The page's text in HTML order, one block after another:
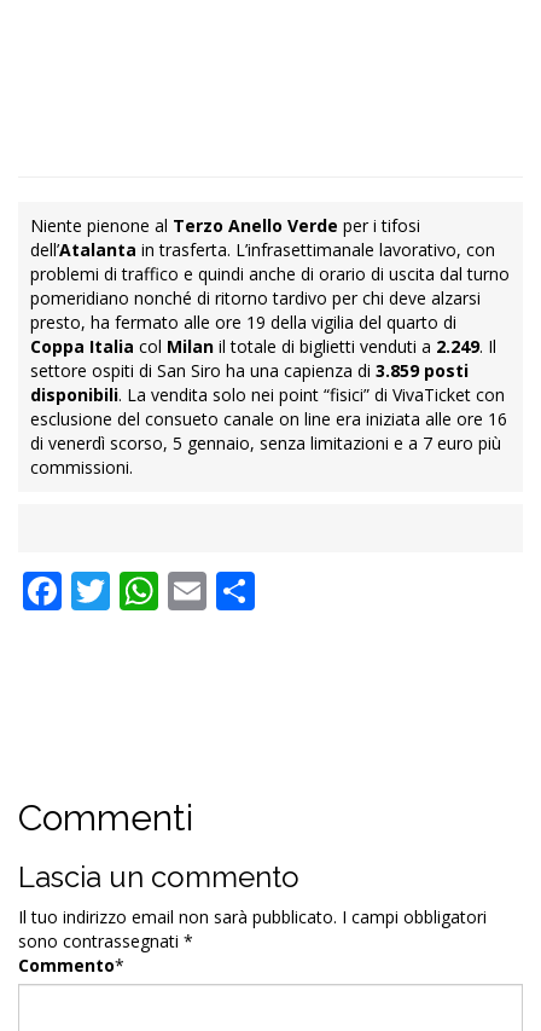
Niente pienone al Terzo Anello Verde per i tifosi
dell’Atalanta in trasferta. L’infrasettimanale lavorativo, con
problemi di traffico e quindi anche di orario di uscita dal turno
pomeridiano nonché di ritorno tardivo per chi deve alzarsi
presto, ha fermato alle ore 19 della vigilia del quarto di
Coppa Italia col Milan il totale di biglietti venduti a 2.249. Il
settore ospiti di San Siro ha una capienza di 3.859 posti
disponibili. La vendita solo nei point “fisici” di VivaTicket con
esclusione del consueto canale on line era iniziata alle ore 16
di venerdì scorso, 5 gennaio, senza limitazioni e a 7 euro più
commissioni.
Facebook
Twitter
WhatsApp
Email
Commenti
Lascia un commento
Il tuo indirizzo email non sarà pubblicato. I campi obbligatori
sono contrassegnati *
Commento*